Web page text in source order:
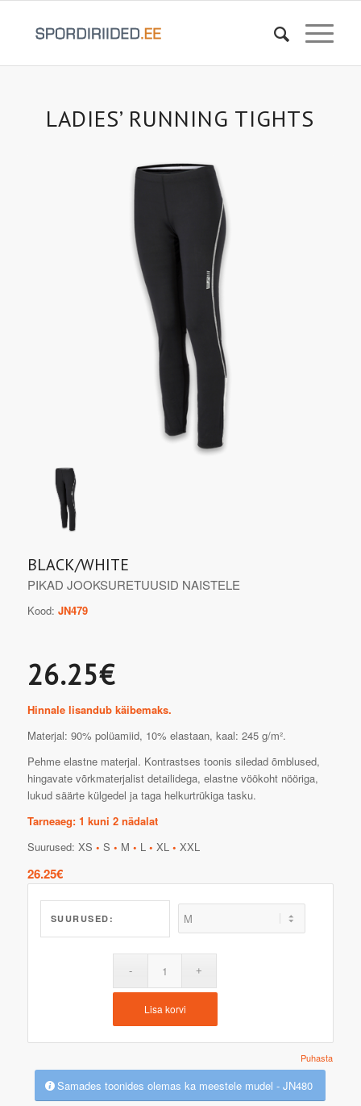
LADIES’ RUNNING TIGHTS
BLACK/WHITE
PIKAD JOOKSURETUUSID NAISTELE
Kood: JN479
26.25€
Hinnale lisandub käibemaks.
Materjal: 90% polüamiid, 10% elastaan, kaal: 245 g/m².
Pehme elastne materjal. Kontrastses toonis siledad õmblused,
hingavate võrkmaterjalist detailidega, elastne vöökoht nööriga,
lukud säärte külgedel ja taga helkurtrükiga tasku.
Tarneaeg: 1 kuni 2 nädalat
Suurused: XS • S • M • L • XL • XXL
26.25€
SUURUSED:
Puhasta
Lisa korvi
Samades toonides olemas ka meestele mudel - JN480